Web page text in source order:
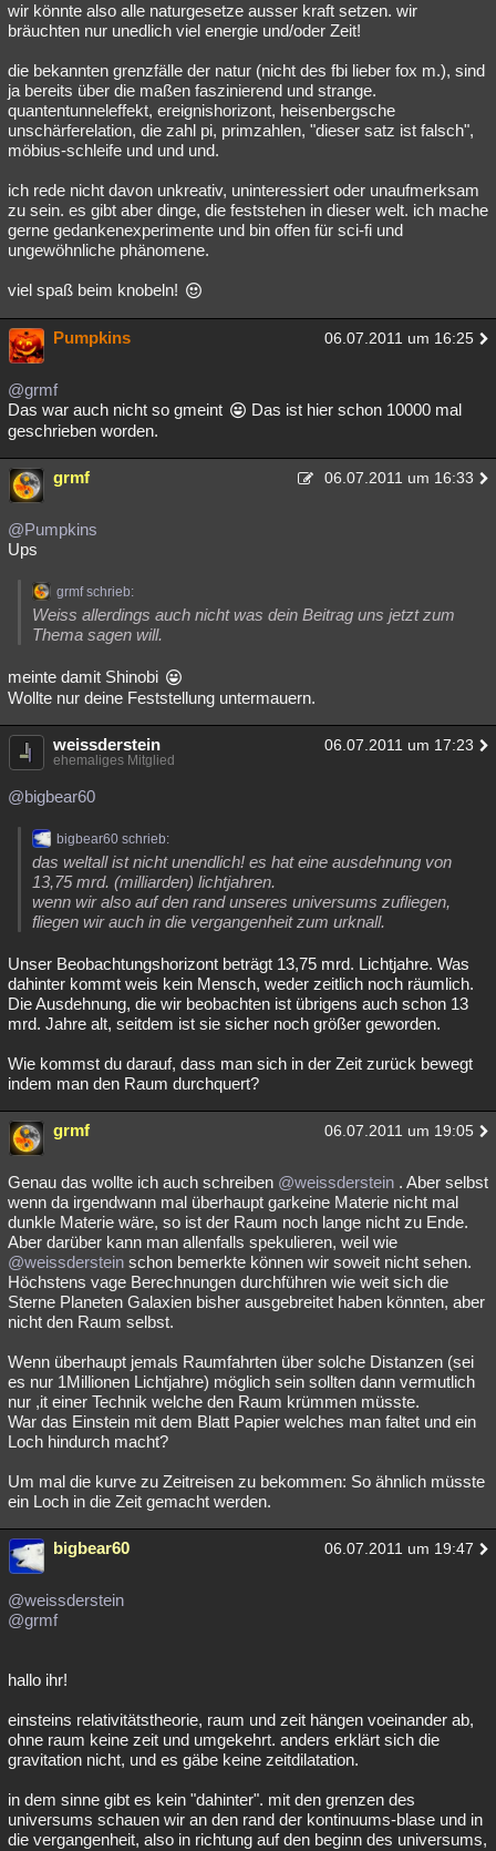
wir könnte also alle naturgesetze ausser kraft setzen. wir
bräuchten nur unedlich viel energie und/oder Zeit!
die bekannten grenzfälle der natur (nicht des fbi lieber fox m.), sind
ja bereits über die maßen faszinierend und strange.
quantentunneleffekt, ereignishorizont, heisenbergsche
unschärferelation, die zahl pi, primzahlen, "dieser satz ist falsch",
möbius-schleife und und und.
ich rede nicht davon unkreativ, uninteressiert oder unaufmerksam
zu sein. es gibt aber dinge, die feststehen in dieser welt. ich mache
gerne gedankenexperimente und bin offen für sci-fi und
ungewöhnliche phänomene.
viel spaß beim knobeln!
Pumpkins 06.07.2011 um 16:25
@grmf
Das war auch nicht so gmeint
Das ist hier schon 10000 mal
geschrieben worden.
grmf 06.07.2011 um 16:33
@Pumpkins
Ups
grmf schrieb:
Weiss allerdings auch nicht was dein Beitrag uns jetzt zum
Thema sagen will.
meinte damit Shinobi
Wollte nur deine Feststellung untermauern.
weissderstein 06.07.2011 um 17:23
ehemaliges Mitglied
@bigbear60
bigbear60 schrieb:
das weltall ist nicht unendlich! es hat eine ausdehnung von
13,75 mrd. (milliarden) lichtjahren.
wenn wir also auf den rand unseres universums zufliegen,
fliegen wir auch in die vergangenheit zum urknall.
Unser Beobachtungshorizont beträgt 13,75 mrd. Lichtjahre. Was
dahinter kommt weis kein Mensch, weder zeitlich noch räumlich.
Die Ausdehnung, die wir beobachten ist übrigens auch schon 13
mrd. Jahre alt, seitdem ist sie sicher noch größer geworden.
Wie kommst du darauf, dass man sich in der Zeit zurück bewegt
indem man den Raum durchquert?
grmf 06.07.2011 um 19:05
Genau das wollte ich auch schreiben @weissderstein . Aber selbst
wenn da irgendwann mal überhaupt garkeine Materie nicht mal
dunkle Materie wäre, so ist der Raum noch lange nicht zu Ende.
Aber darüber kann man allenfalls spekulieren, weil wie
@weissderstein schon bemerkte können wir soweit nicht sehen.
Höchstens vage Berechnungen durchführen wie weit sich die
Sterne Planeten Galaxien bisher ausgebreitet haben könnten, aber
nicht den Raum selbst.
Wenn überhaupt jemals Raumfahrten über solche Distanzen (sei
es nur 1Millionen Lichtjahre) möglich sein sollten dann vermutlich
nur ,it einer Technik welche den Raum krümmen müsste.
War das Einstein mit dem Blatt Papier welches man faltet und ein
Loch hindurch macht?
Um mal die kurve zu Zeitreisen zu bekommen: So ähnlich müsste
ein Loch in die Zeit gemacht werden.
bigbear60 06.07.2011 um 19:47
@weissderstein
@grmf
hallo ihr!
einsteins relativitätstheorie, raum und zeit hängen voeinander ab,
ohne raum keine zeit und umgekehrt. anders erklärt sich die
gravitation nicht, und es gäbe keine zeitdilatation.
in dem sinne gibt es kein "dahinter". mit den grenzen des
universums schauen wir an den rand der kontinuums-blase und in
die vergangenheit, also in richtung auf den beginn des universums,